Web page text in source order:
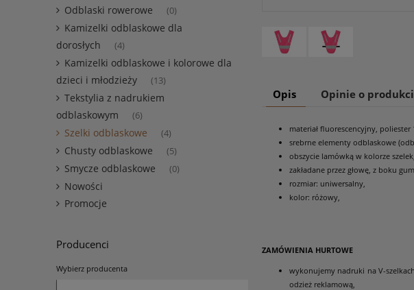
Odblaski rowerowe (0)
Kamizelki odblaskowe dla
dorosłych
(4)
Kamizelki odblaskowe i kolorowe dla
dzieci i młodzieży
(13)
Tekstylia z nadrukiem
odblaskowym
(6)
Szelki odblaskowe (4)
Chusty odblaskowe (5)
Smycze odblaskowe (0)
Nowości
Promocje
Producenci
Wybierz producenta
Opis Opinie o
materiał fluorescencyjny, poliester
srebrne elementy odblaskowe
obszycie lamówką w kolorze szelek,
zakładane przez głowę, z boku
rozmiar: uniwersalny,
kolor: różowy,
ZAMÓWIENIA HURTOWE
wykonujemy nadruki na V-
odzież reklamową,